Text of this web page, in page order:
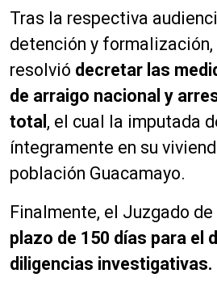
Tras la respectiva
detención y
resolvió decretar las
de arraigo nacional y
total , el cual la imputada
íntegramente en su
población Guacamayo.
Finalmente, el Juzgado de
plazo de 150 días para el
diligencias investigativas.